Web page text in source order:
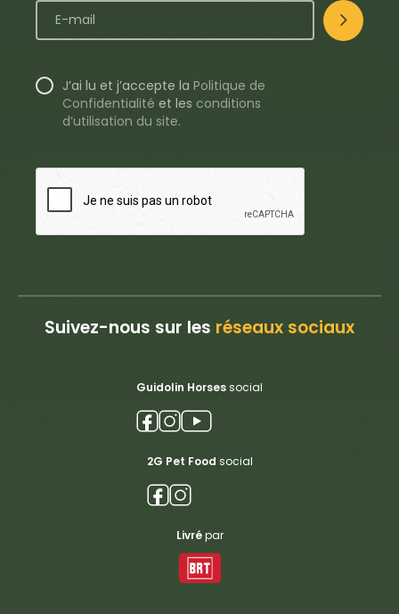
J’ai lu et j’accepte laPolitique de
Confidentialité et les conditions
d’utilisation du site.
Suivez-nous sur les réseaux sociaux
Guidolin Horsessocial
2G Pet Food social
Livré par